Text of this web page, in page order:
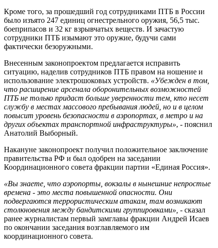
Кроме того, за прошедший год сотрудниками ПТБ в России
было изъято 247 единиц огнестрельного оружия, 56,5 тыс.
боеприпасов и 32 кг взрывчатых веществ. И зачастую
сотрудники ПТБ изымают это оружие, будучи сами
фактически безоружными.
Внесенным законопроектом предлагается исправить
ситуацию, наделив сотрудников ПТБ правом на ношение и
использование электрошоковых устройств. «Убежден в том,
что расширение арсенала оборонительных возможностей
ПТБ не только придаст больше уверенности тем, кто несет
службу в местах массового пребывания людей, но и в целом
повысит уровень безопасности в аэропортах, в метро и на
других объектах транспортной инфраструктуры», - пояснил
Анатолий Выборный.
Накануне законопроект получил положительное заключение
правительства РФ и был одобрен на заседании
Координационного совета фракции партии «Единая Россия».
«Вы знаете, что аэропорты, вокзалы в нынешние непростые
времена - это места повышенной опасности. Они
подвергаются террористическим атакам, там возникают
столкновения между бандитскими группировками» , - сказал
ранее журналистам первый замглавы фракции Андрей Исаев
по окончании заседания возглавляемого им
координационного совета.